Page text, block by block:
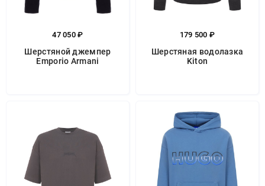
47 050 ₽
Шерстяной джемпер
Emporio Armani
179 500 ₽
Шерстяная водолазка
Kiton